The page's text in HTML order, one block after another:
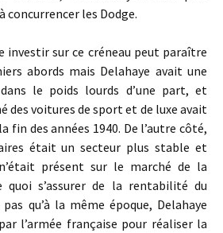
concurrencer les Dodge.
sur ce créneau peut paraître
abords mais Delahaye avait une
le poids lourds d’une part, et
des voitures de sport et de luxe avait
fin des années 1940. De l’autre côté,
était un secteur plus stable et
présent sur le marché de la
quoi s’assurer de la rentabilité du
qu’à la même époque, Delahaye
l’armée française pour réaliser la